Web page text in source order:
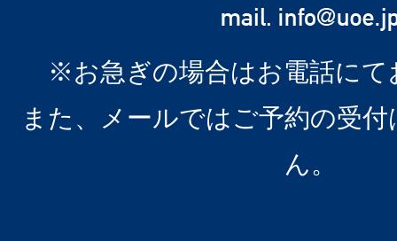
※お急ぎの場合はお電話にて
また、メールではご予約の受
ん。